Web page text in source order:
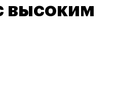
высоким